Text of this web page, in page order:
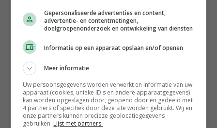
Gepersonaliseerde advertenties en content,
advertentie- en contentmetingen,
doelgroepenonderzoek en ontwikkeling van diensten
Informatie op een apparaat opslaan en/of openen
Meer informatie
Uw persoonsgegevens worden verwerkt en informatie van uw
apparaat (cookies, unieke ID's en andere apparaatgegevens)
kan worden opgeslagen door, geopend door en gedeeld met
4 partners of specifiek door deze site worden gebruikt. Wij en
onze partners kunnen precieze geolocatiegegevens
gebruiken. Lijst met partners.